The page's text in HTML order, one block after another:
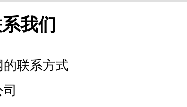
我们
联系方式